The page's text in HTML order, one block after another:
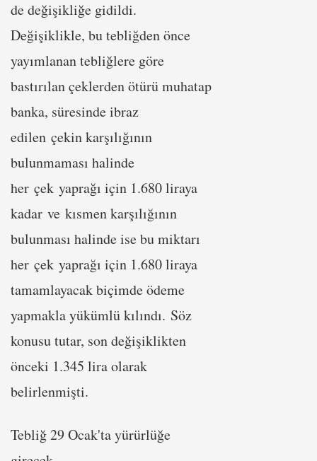
de değişikliğe gidildi.
Değişiklikle, bu tebliğden önce
yayımlanan tebliğlere göre
bastırılan çeklerden ötürü muhatap
banka, süresinde ibraz
edilen çekin karşılığının
bulunmaması halinde
her çek yaprağı için 1.680 liraya
kadar ve kısmen karşılığının
bulunması halinde ise bu miktarı
her çek yaprağı için 1.680 liraya
tamamlayacak biçimde ödeme
yapmakla yükümlü kılındı. Söz
konusu tutar, son değişiklikten
önceki 1.345 lira olarak
belirlenmişti.
Tebliğ 29 Ocak'ta yürürlüğe